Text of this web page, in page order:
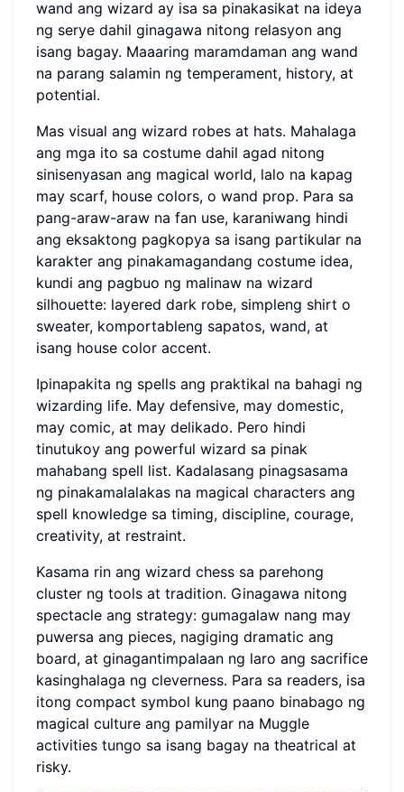
wand ang wizard ay isa sa pinakasikat na ideya
ng serye dahil ginagawa nitong relasyon ang
isang bagay. Maaaring maramdaman ang wand
na parang salamin ng temperament, history, at
potential.
Mas visual ang wizard robes at hats. Mahalaga
ang mga ito sa costume dahil agad nitong
sinisenyasan ang magical world, lalo na kapag
may scarf, house colors, o wand prop. Para sa
pang-araw-araw na fan use, karaniwang hindi
ang eksaktong pagkopya sa isang partikular na
karakter ang pinakamagandang costume idea,
kundi ang pagbuo ng malinaw na wizard
silhouette: layered dark robe, simpleng shirt o
sweater, komportableng sapatos, wand, at
isang house color accent.
Ipinapakita ng spells ang praktikal na bahagi ng
wizarding life. May defensive, may domestic,
may comic, at may delikado. Pero hindi
tinutukoy ang powerful wizard sa pinak
mahabang spell list. Kadalasang pinagsasama
ng pinakamalalakas na magical characters ang
spell knowledge sa timing, discipline, courage,
creativity, at restraint.
Kasama rin ang wizard chess sa parehong
cluster ng tools at tradition. Ginagawa nitong
spectacle ang strategy: gumagalaw nang may
puwersa ang pieces, nagiging dramatic ang
board, at ginagantimpalaan ng laro ang sacrifice
kasinghalaga ng cleverness. Para sa readers, isa
itong compact symbol kung paano binabago ng
magical culture ang pamilyar na Muggle
activities tungo sa isang bagay na theatrical at
risky.